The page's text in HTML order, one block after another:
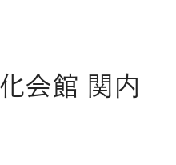
会館 関内